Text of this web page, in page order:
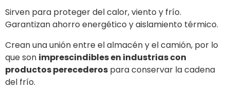
Sirven para proteger del calor, viento y frío.
Garantizan ahorro energético y aislamiento térmico.
Crean una unión entre el almacén y el camión, por lo
que son imprescindibles en industrias con
productos perecederos para conservar la cadena
del frío.